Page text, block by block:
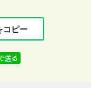
コピー